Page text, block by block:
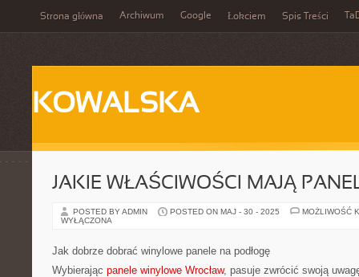
Strona główna Archiwum Google Łokciem Spis Treści
KOWALSKA
JAKIE WŁAŚCIWOŚCI MAJĄ
POSTED BY ADMIN POSTED ON MAJ - 30 - 2025
MOŻLIWOŚĆ
WYŁĄCZONA
Jak dobrze dobrać winylowe panele na podłogę
Wybierając panele winylowe Wrocław, pasuje zwrócić swoją